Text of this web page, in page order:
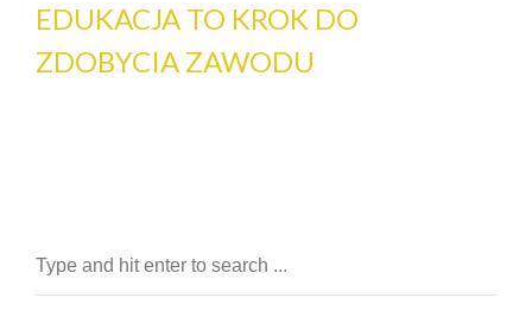
EDUKACJA TO KROK DO
ZDOBYCIA ZAWODU